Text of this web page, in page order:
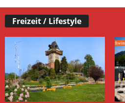
Freizeit / Lifestyle